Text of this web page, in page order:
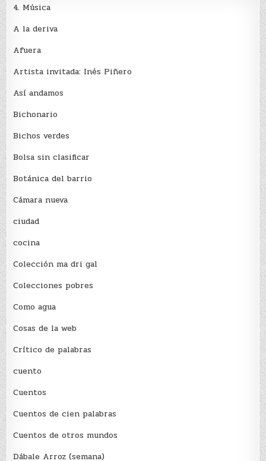
4. Música
A la deriva
Afuera
Artista invitada: Inés Piñero
Así andamos
Bichonario
Bichos verdes
Bolsa sin clasificar
Botánica del barrio
Cámara nueva
ciudad
cocina
Colección ma dri gal
Colecciones pobres
Como agua
Cosas de la web
Crítico de palabras
cuento
Cuentos
Cuentos de cien palabras
Cuentos de otros mundos
Dábale Arroz (semana)